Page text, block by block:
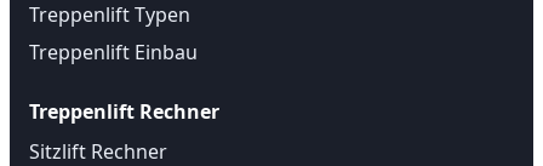
Treppenlift Typen
Treppenlift Einbau
Treppenlift Rechner
Sitzlift Rechner